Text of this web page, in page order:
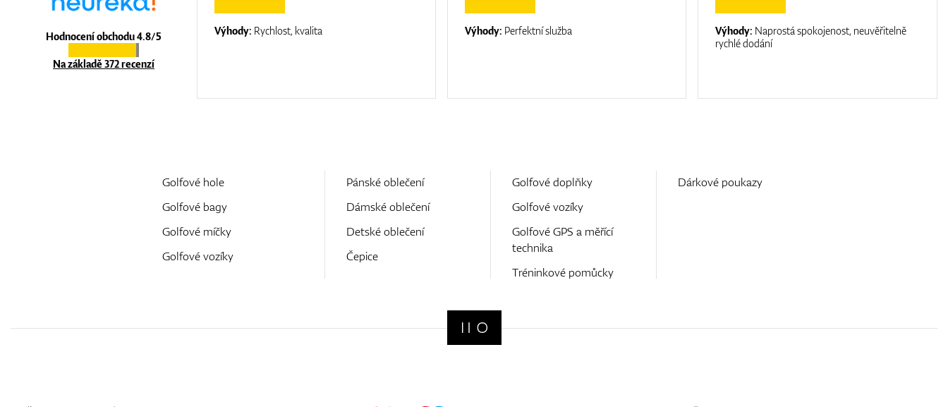
Hodnocení obchodu 4.8/5
Na základě 372 recenzí
Výhody: Rychlost, kvalita Výhody: Perfektní služba Výhody: Naprostá spokojenost, neuvěřitelně
rychlé dodání
Golfové hole
Golfové bagy
Golfové míčky
Golfové vozíky
Pánské oblečení
Dámské oblečení
Detské oblečení
Čepice
Golfové doplňky
Golfové vozíky
Golfové GPS a měřící
technika
Tréninkové pomůcky
Dárkové poukazy